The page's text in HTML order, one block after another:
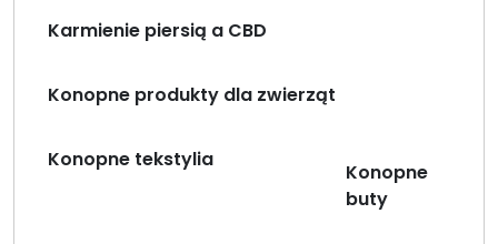
Karmienie piersią a CBD
Konopne produkty dla zwierząt
Konopne tekstylia
Konopne
buty